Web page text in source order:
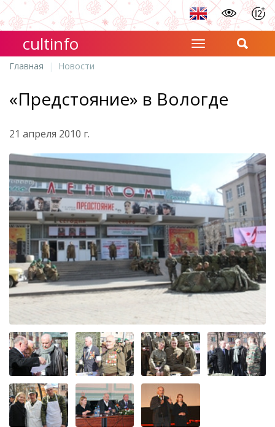
cultinfo
Главная Новости
«Предстояние» в Вологде
21 апреля 2010 г.